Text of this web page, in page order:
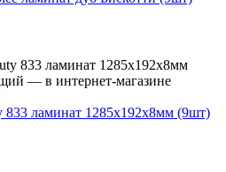
ламинат 1285х192х8мм (9шт)